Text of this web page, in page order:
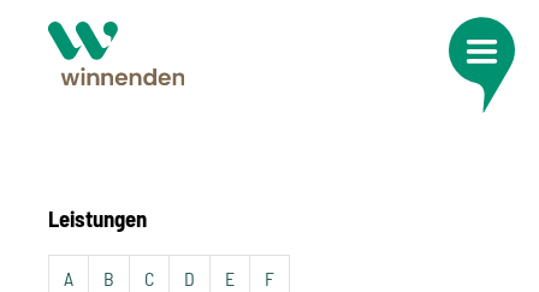
Leistungen
A B C D E F